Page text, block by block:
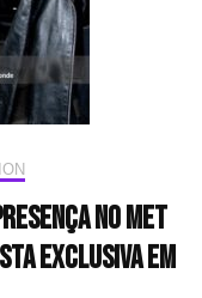
no Met
exclusiva em